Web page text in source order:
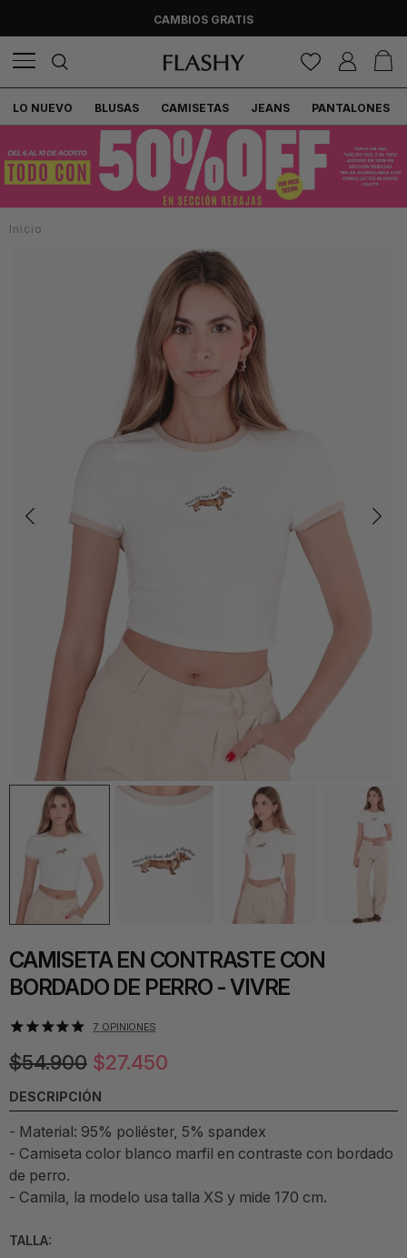
CAMBIOS GRATIS
LO NUEVO BLUSAS CAMISETAS JEANS PANTALONES
Inicio
CAMISETA EN CONTRASTE CON
BORDADO DE PERRO - VIVRE
7 OPINIONES
$54.900 $27.450
DESCRIPCIÓN
- Material: 95% poliéster, 5% spandex
- Camiseta color blanco marfil en contraste con bordado
de perro.
- Camila, la modelo usa talla XS y mide 170 cm.
TALLA: